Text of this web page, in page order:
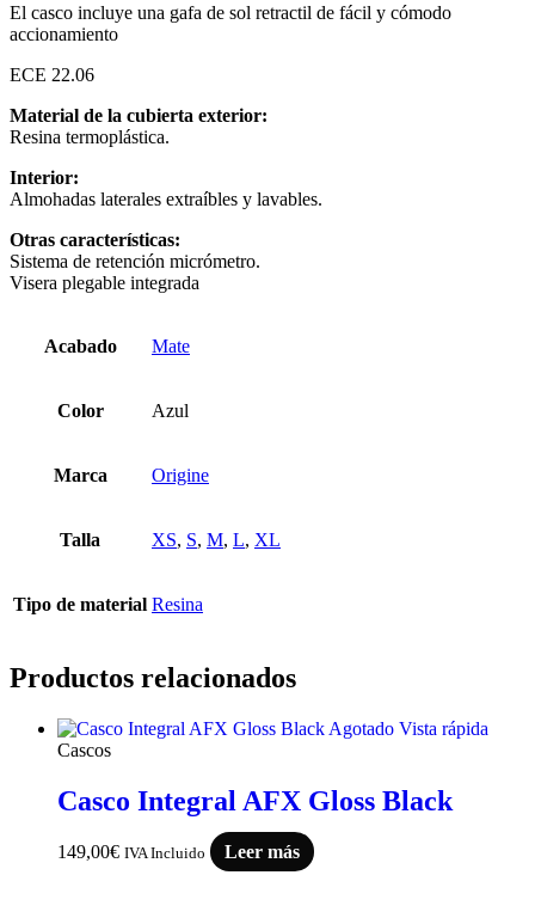
El casco incluye una gafa de sol retractil de fácil y cómodo
accionamiento
ECE 22.06
Material de la cubierta exterior:
Resina termoplástica.
Interior:
Almohadas laterales extraíbles y lavables.
Otras características:
Sistema de retención micrómetro.
Visera plegable integrada
Acabado Mate
Color Azul
Marca Origine
Talla XS, S, M, L, XL
Tipo de material Resina
Productos relacionados
Agotado Vista rápida
Cascos
Casco Integral AFX Gloss Black
149,00€ IVA Incluido Leer más